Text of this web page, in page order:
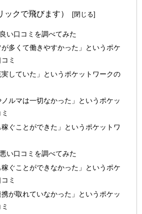
ックで飛びます）
い口コミを調べてみた
が多くて働きやすかった」というポケ
ミ
実していた」というポケットワークの
ノルマは一切なかった」というポケッ
稼ぐことができた」というポケットワ
い口コミを調べてみた
稼ぐことができなかった」というポケ
ミ
携が取れていなかった」というポケッ